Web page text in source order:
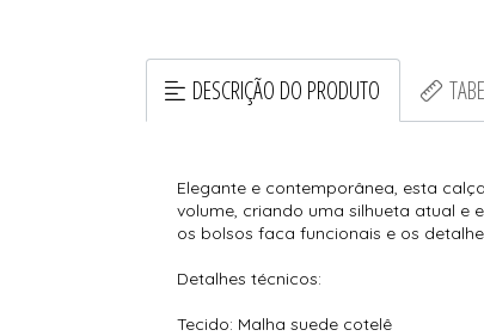
DESCRIÇÃO DO PRODUTO
Elegante e contemporânea, esta
volume, criando uma silhueta atual
os bolsos faca funcionais e os
Detalhes técnicos:
Tecido: Malha suede cotelê